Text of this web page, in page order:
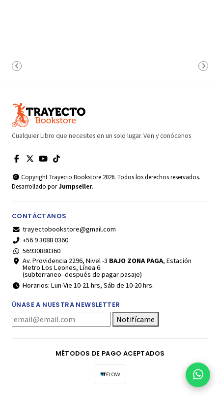
Cualquier Libro que necesites en un solo lugar. Ven y conócenos
Copyright Trayecto Bookstore 2026. Todos los derechos reservados.
Desarrollado porJumpseller.
CONTÁCTANOS
trayectobookstore@gmail.com
+56 9 3088 0360
56930880360
Av. Providencia 2296, Nivel -3 BAJO ZONA PAGA, Estación
Metro Los Leones, Línea 6.
(subterraneo- después de pagar pasaje)
Horarios: Lun-Vie 10-21 hrs, Sáb de 10-20 hrs.
ÚNASE A NUESTRA NEWSLETTER
Notifícame
MÉTODOS DE PAGO ACEPTADOS